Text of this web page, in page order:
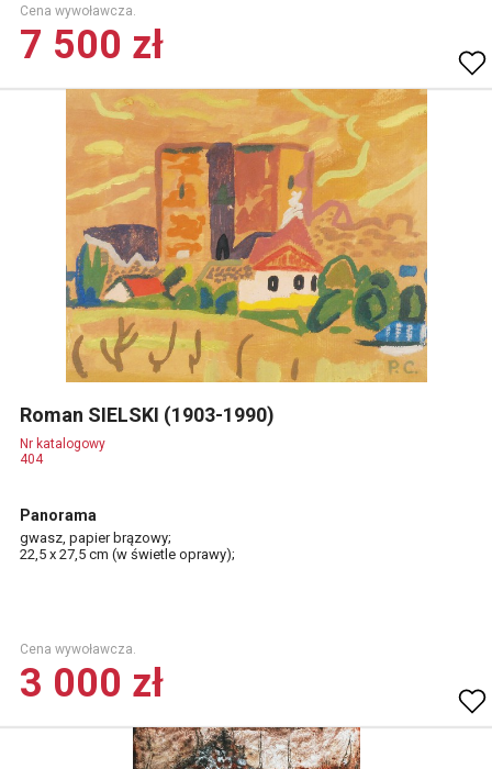
Cena wywoławcza.
7 500 zł
Roman SIELSKI (1903-1990)
Nr katalogowy
404
Panorama
gwasz, papier brązowy;
22,5 x 27,5 cm (w świetle oprawy);
Cena wywoławcza.
3 000 zł